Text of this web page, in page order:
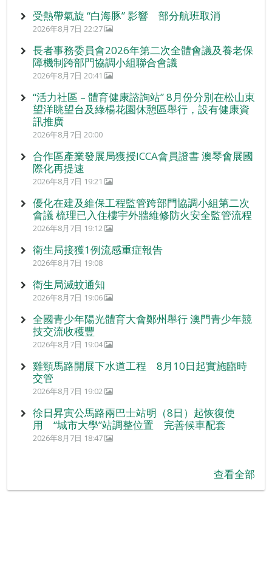
受熱帶氣旋 “白海豚” 影響 部分航班取消
2026年8月7日 22:27
長者事務委員會2026年第二次全體會議及養老保
障機制跨部門協調小組聯合會議
2026年8月7日 20:41
“活力社區 – 體育健康諮詢站” 8月份分別在松山東
望洋眺望台及綠楊花園休憩區舉行，設有健康資
訊推廣
2026年8月7日 20:00
合作區產業發展局獲授ICCA會員證書 澳琴會展國
際化再提速
2026年8月7日 19:21
優化在建及維保工程監管跨部門協調小組第二次
會議 梳理已入住樓宇外牆維修防火安全監管流程
2026年8月7日 19:12
衛生局接獲1例流感重症報告
2026年8月7日 19:08
衛生局滅蚊通知
2026年8月7日 19:06
全國青少年陽光體育大會鄭州舉行 澳門青少年競
技交流收穫豐
2026年8月7日 19:04
雞頸馬路開展下水道工程 8月10日起實施臨時
交管
2026年8月7日 19:02
徐日昇寅公馬路兩巴士站明（8日）起恢復使
用 “城市大學”站調整位置 完善候車配套
2026年8月7日 18:47
查看全部